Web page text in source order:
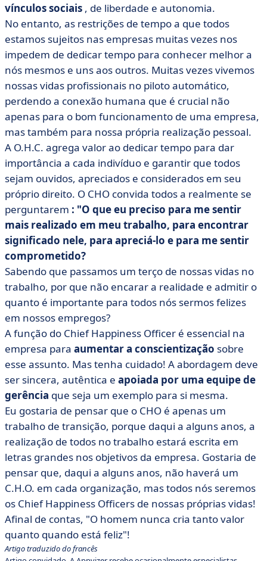
vínculos sociais , de liberdade e autonomia.
No entanto, as restrições de tempo a que todos
estamos sujeitos nas empresas muitas vezes nos
impedem de dedicar tempo para conhecer melhor a
nós mesmos e uns aos outros. Muitas vezes vivemos
nossas vidas profissionais no piloto automático,
perdendo a conexão humana que é crucial não
apenas para o bom funcionamento de uma empresa,
mas também para nossa própria realização pessoal.
A O.H.C. agrega valor ao dedicar tempo para dar
importância a cada indivíduo e garantir que todos
sejam ouvidos, apreciados e considerados em seu
próprio direito. O CHO convida todos a realmente se
perguntarem : "O que eu preciso para me sentir
mais realizado em meu trabalho, para encontrar
significado nele, para apreciá-lo e para me sentir
comprometido?
Sabendo que passamos um terço de nossas vidas no
trabalho, por que não encarar a realidade e admitir o
quanto é importante para todos nós sermos felizes
em nossos empregos?
A função do Chief Happiness Officer é essencial na
empresa para aumentar a conscientização sobre
esse assunto. Mas tenha cuidado! A abordagem deve
ser sincera, autêntica e apoiada por uma equipe de
gerência que seja um exemplo para si mesma.
Eu gostaria de pensar que o CHO é apenas um
trabalho de transição, porque daqui a alguns anos, a
realização de todos no trabalho estará escrita em
letras grandes nos objetivos da empresa. Gostaria de
pensar que, daqui a alguns anos, não haverá um
C.H.O. em cada organização, mas todos nós seremos
os Chief Happiness Officers de nossas próprias vidas!
Afinal de contas, "O homem nunca cria tanto valor
quanto quando está feliz"!
Artigo traduzido do francês